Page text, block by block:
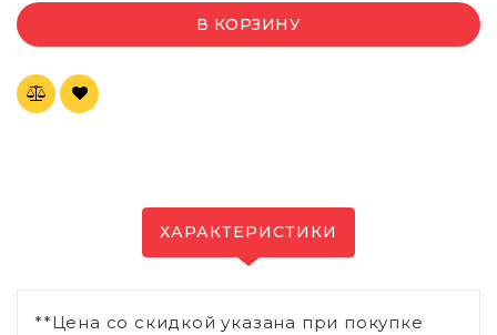
В КОРЗИНУ
ХАРАКТЕРИСТИКИ
**Цена со скидкой указана при покупке